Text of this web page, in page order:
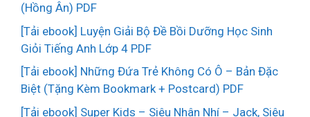
(Hồng Ân) PDF
[Tải ebook] Luyện Giải Bộ Đề Bồi Dưỡng Học Sinh
Giỏi Tiếng Anh Lớp 4 PDF
[Tải ebook] Những Đứa Trẻ Không Có Ô – Bản Đặc
Biệt (Tặng Kèm Bookmark + Postcard) PDF
[Tải ebook] Super Kids – Siêu Nhân Nhí – Jack, Siêu